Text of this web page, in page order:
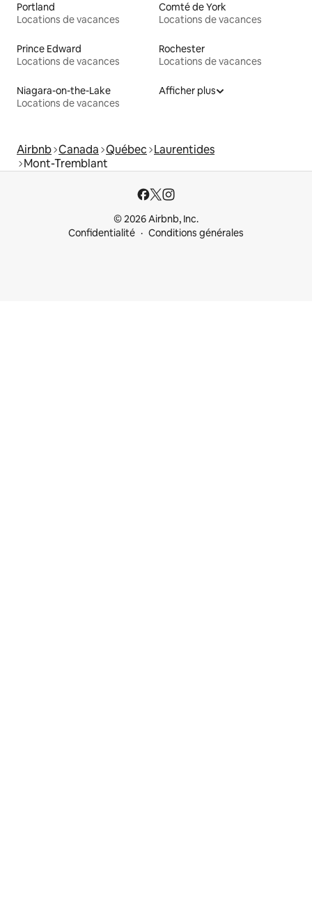
Portland
Locations de vacances
Comté de York
Locations de vacances
Prince Edward
Locations de vacances
Rochester
Locations de vacances
Niagara-on-the-Lake
Locations de vacances
Afficher plus
Airbnb Canada Québec Laurentides
Mont-Tremblant
© 2026 Airbnb, Inc.
Confidentialité
Conditions générales